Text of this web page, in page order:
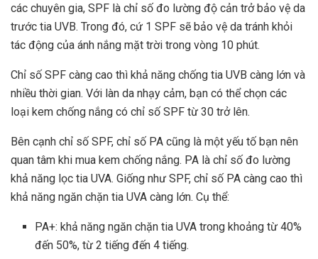
các chuyên gia, SPF là chỉ số đo lường độ cản trở bảo vệ da
trước tia UVB. Trong đó, cứ 1 SPF sẽ bảo vệ da tránh khỏi
tác động của ánh nắng mặt trời trong vòng 10 phút.
Chỉ số SPF càng cao thì khả năng chống tia UVB càng lớn và
nhiều thời gian. Với làn da nhạy cảm, bạn có thể chọn các
loại kem chống nắng có chỉ số SPF từ 30 trở lên.
Bên cạnh chỉ số SPF, chỉ số PA cũng là một yếu tố bạn nên
quan tâm khi mua kem chống nắng. PA là chỉ số đo lường
khả năng lọc tia UVA. Giống như SPF, chỉ số PA càng cao thì
khả năng ngăn chặn tia UVA càng lớn. Cụ thể:
PA+: khả năng ngăn chặn tia UVA trong khoảng từ 40%
đến 50%, từ 2 tiếng đến 4 tiếng.